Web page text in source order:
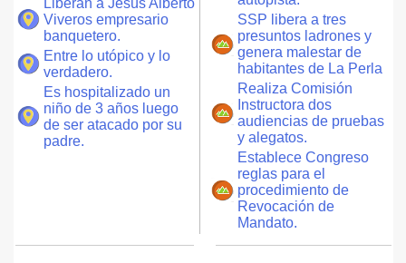
Liberan a Jesús Alberto
Viveros empresario
banquetero.
Entre lo utópico y lo
verdadero.
Es hospitalizado un
niño de 3 años luego
de ser atacado por su
padre.
SSP libera a tres
presuntos ladrones y
genera malestar de
habitantes de La Perla
Realiza Comisión
Instructora dos
audiencias de pruebas
y alegatos.
Establece Congreso
reglas para el
procedimiento de
Revocación de
Mandato.